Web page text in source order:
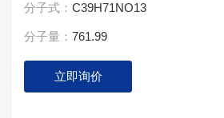
分子式： C39H71NO13
分子量： 761.99
立即询价